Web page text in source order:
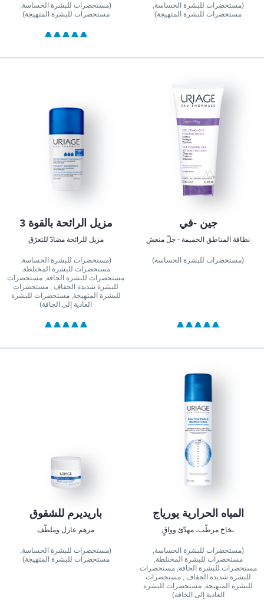
(مستحضرات للبشرة الحساسة,
مستحضرات للبشرة المتهيجة)
(مستحضرات للبشرة الحساسة,
مستحضرات للبشرة المتهيجة)
جين -في
نظافة المناطق الحميمة - جلّ منعش
(مستحضرات للبشرة الحساسة)
مزيل الرائحة بالقوة 3
مزيل للرائحة مضادّ للتعرّق
(مستحضرات للبشرة الحساسة,
مستحضرات للبشرة المختلطة,
مستحضرات للبشرة الجافة, مستحضرات
للبشرة شديدة الجفاف , مستحضرات
للبشرة المتهيجة, مستحضرات للبشرة
العادية إلى الجافة)
المياه الحرارية يورياج
بخاخ مرطّب، مهدّئ وواقٍ
(مستحضرات للبشرة الحساسة,
مستحضرات للبشرة المختلطة,
مستحضرات للبشرة الجافة, مستحضرات
للبشرة شديدة الجفاف , مستحضرات
للبشرة المتهيجة, مستحضرات للبشرة
العادية إلى الجافة)
باريديرم للشقوق
مرهم عازل وملطّف
(مستحضرات للبشرة الحساسة,
مستحضرات للبشرة المتهيجة)